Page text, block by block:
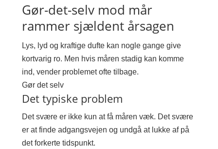
Gør-det-selv mod mår
rammer sjældent årsagen
Lys, lyd og kraftige dufte kan nogle gange give
kortvarig ro. Men hvis måren stadig kan komme
ind, vender problemet ofte tilbage.
Gør det selv
Det typiske problem
Det svære er ikke kun at få måren væk. Det svære
er at finde adgangsvejen og undgå at lukke af på
det forkerte tidspunkt.